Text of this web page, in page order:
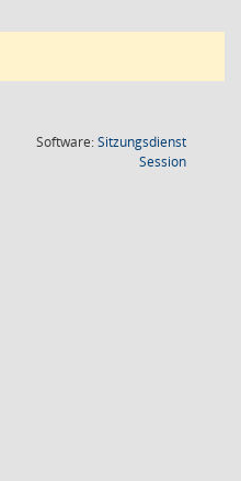
Software:Sitzungsdienst
Session(Wird in